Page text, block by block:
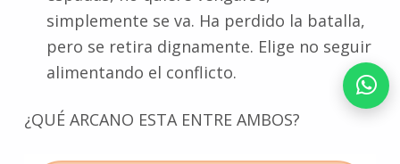
simplemente se va. Ha perdido la batalla,
pero se retira dignamente. Elige no seguir
alimentando el conflicto.
¿QUÉ ARCANO ESTA ENTRE AMBOS?